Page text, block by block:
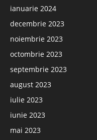
ianuarie 2024
decembrie 2023
noiembrie 2023
octombrie 2023
septembrie 2023
august 2023
iulie 2023
iunie 2023
mai 2023